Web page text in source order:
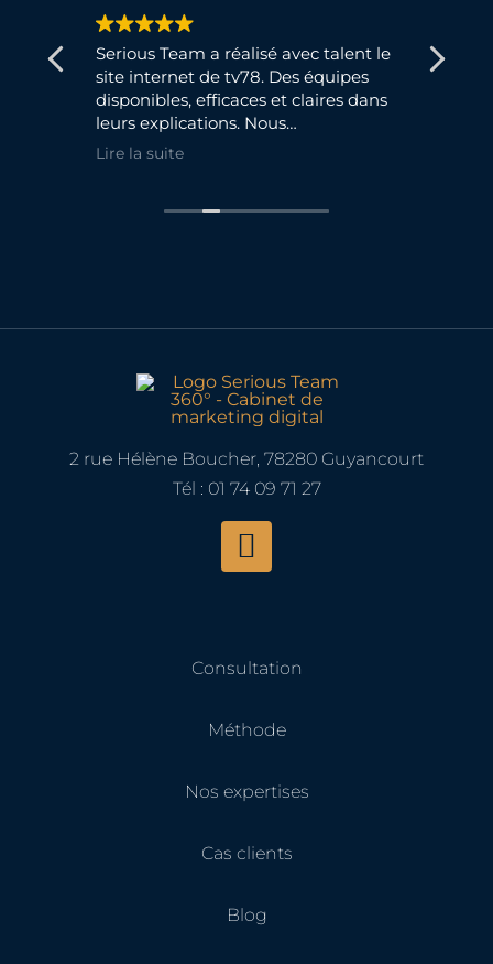
Serious Team a réalisé avec talent le
site internet de tv78. Des équipes
disponibles, efficaces et claires dans
leurs explications. Nous
recommandons et poursuivons nos
Lire la suite
très utile.
2 rue Hélène Boucher, 78280 Guyancourt
Tél : 01 74 09 71 27
Consultation
Méthode
Nos expertises
Cas clients
Blog